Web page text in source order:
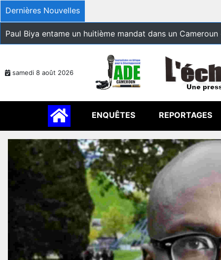
Dernières Nouvelles
Paul Biya entame un huitième mandat dans un Cameroun
samedi 8 août 2026
ENQUÊTES REPORTAGES